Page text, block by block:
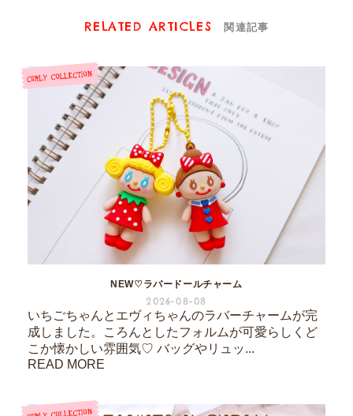
RELATED ARTICLES 関連記事
NEW♡ラバードールチャーム
2026-08-08
いちごちゃんとエヴィちゃんのラバーチャームが完
成しました。ころんとしたフォルムが可愛らしくど
こか懐かしい雰囲気♡ バッグやリュッ...
READ MORE